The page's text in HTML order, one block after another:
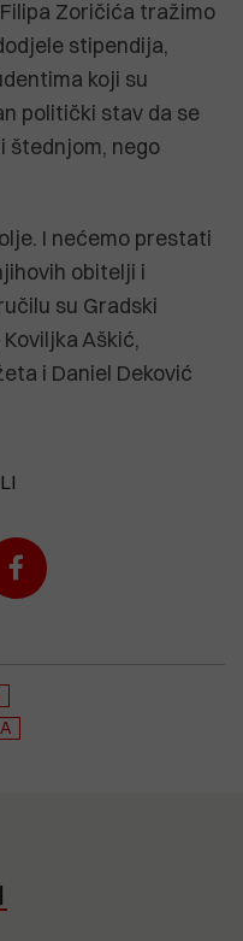
Zoričića tražimo
stipendija,
koji su
politički stav da se
štednjom, nego
I nećemo prestati
obitelji i
su Gradski
Aškić,
i Daniel Deković